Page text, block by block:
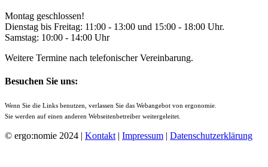
Montag geschlossen!
Dienstag bis Freitag: 11:00 - 13:00 und 15:00 - 18:00 Uhr.
Samstag: 10:00 - 14:00 Uhr
Weitere Termine nach telefonischer Vereinbarung.
Besuchen Sie uns:
Wenn Sie die Links benutzen, verlassen Sie das Webangebot von ergonomie.
Sie werden auf einen anderen Webseitenbetreiber weitergeleitet.
© ergo:nomie 2024 | Kontakt| Impressum | Datenschutzerklärung